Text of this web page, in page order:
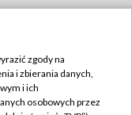
zgody na
i zbierania danych,
i ich
osobowych przez